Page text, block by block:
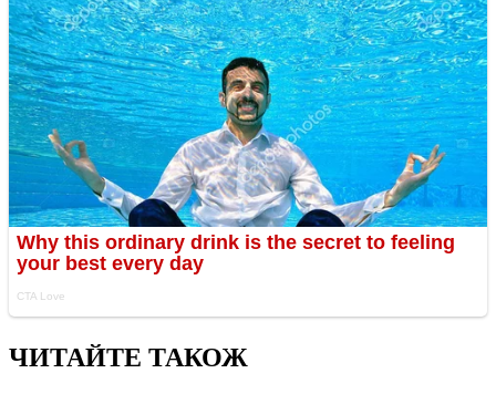
ЧИТАЙТЕ ТАКОЖ